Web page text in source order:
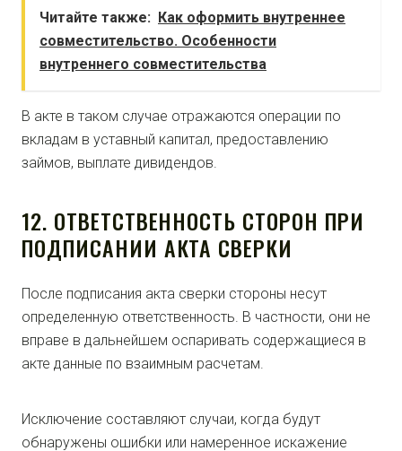
Читайте также: Как оформить внутреннее
совместительство. Особенности
внутреннего совместительства
В акте в таком случае отражаются операции по
вкладам в уставный капитал, предоставлению
займов, выплате дивидендов.
12. ОТВЕТСТВЕННОСТЬ СТОРОН ПРИ
ПОДПИСАНИИ АКТА СВЕРКИ
После подписания акта сверки стороны несут
определенную ответственность. В частности, они не
вправе в дальнейшем оспаривать содержащиеся в
акте данные по взаимным расчетам.
Исключение составляют случаи, когда будут
обнаружены ошибки или намеренное искажение